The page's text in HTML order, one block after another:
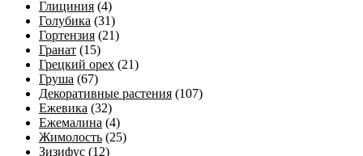
Глициния (4)
Голубика (31)
Гортензия (21)
Гранат (15)
Грецкий орех (21)
Груша (67)
Декоративные растения (107)
Ежевика (32)
Ежемалина (4)
Жимолость (25)
Зизифус (12)